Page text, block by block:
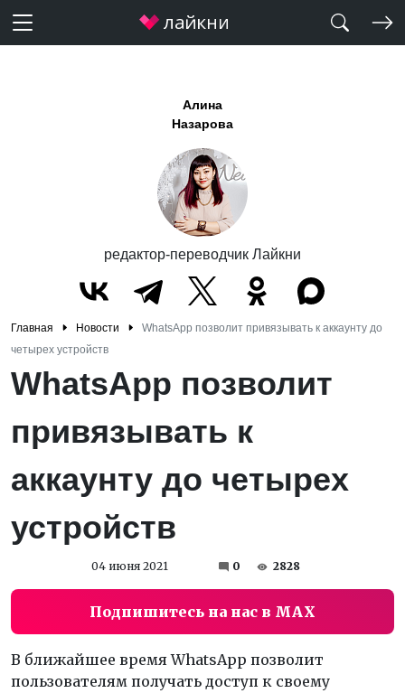
Алина
Назарова
редактор-переводчик Лайкни
Главная Новости
WhatsApp позволит привязывать к аккаунту до
четырех устройств
WhatsApp позволит
привязывать к
аккаунту до четырех
устройств
04 июня 2021 0 2828
Подпишитесь на нас в MAX
В ближайшее время WhatsApp позволит
пользователям получать доступ к своему